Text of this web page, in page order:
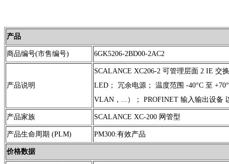
产品
商品编号(市售编号) 6GK5206-2BD00-2AC2
产品说明
SCALANCE XC206-2 可管理层面 2 IE 交
LED； 冗余电源； 温度范围 -40°C 至
VLAN，...）； PROFINET 输入输出设备
产品家族 SCALANCE XC-200 网管型
产品生命周期 (PLM) PM300:有效产品
价格数据